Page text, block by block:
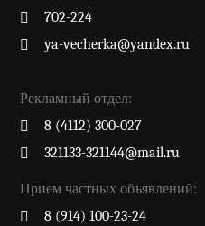
702-224
ya-vecherka@yandex.ru
Рекламный отдел:
8 (4112) 300-027
321133-321144@mail.ru
Прием частных объявлений:
8 (914) 100-23-24